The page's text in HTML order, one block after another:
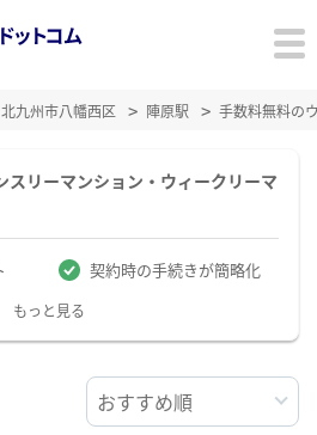
北九州市八幡西区 陣原駅 手数料無料の
リーマンション・ウィークリーマ
契約時の手続きが簡略化
もっと見る